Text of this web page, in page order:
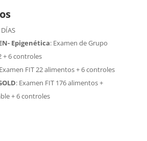
Epigenética:Examen de Grupo
+ 6 controles
Examen FIT 22 alimentos + 6 controles
: Examen FIT 176 alimentos +
+ 6 controles